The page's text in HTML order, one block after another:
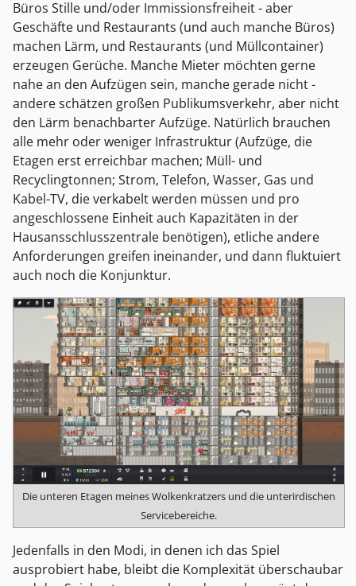
Büros Stille und/oder Immissionsfreiheit - aber
Geschäfte und Restaurants (und auch manche Büros)
machen Lärm, und Restaurants (und Müllcontainer)
erzeugen Gerüche. Manche Mieter möchten gerne
nahe an den Aufzügen sein, manche gerade nicht -
andere schätzen großen Publikumsverkehr, aber nicht
den Lärm benachbarter Aufzüge. Natürlich brauchen
alle mehr oder weniger Infrastruktur (Aufzüge, die
Etagen erst erreichbar machen; Müll- und
Recyclingtonnen; Strom, Telefon, Wasser, Gas und
Kabel-TV, die verkabelt werden müssen und pro
angeschlossene Einheit auch Kapazitäten in der
Hausansschlusszentrale benötigen), etliche andere
Anforderungen greifen ineinander, und dann fluktuiert
auch noch die Konjunktur.
Die unteren Etagen meines Wolkenkratzers und die unterirdischen
Servicebereiche.
Jedenfalls in den Modi, in denen ich das Spiel
ausprobiert habe, bleibt die Komplexität überschaubar